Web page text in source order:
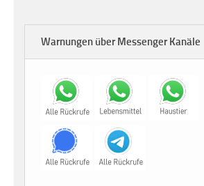
Warnungen über Messenger Kanäle